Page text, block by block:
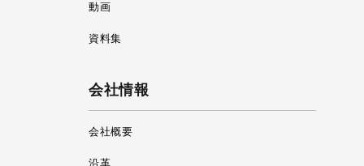
動画
資料集
会社情報
会社概要